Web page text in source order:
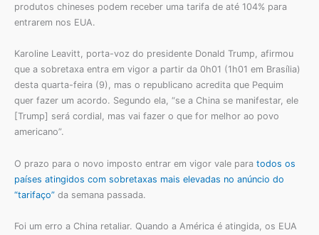
produtos chineses podem receber uma tarifa de até 104% para
entrarem nos EUA.
Karoline Leavitt, porta-voz do presidente Donald Trump, afirmou
que a sobretaxa entra em vigor a partir da 0h01 (1h01 em Brasília)
desta quarta-feira (9), mas o republicano acredita que Pequim
quer fazer um acordo. Segundo ela, “se a China se manifestar, ele
[Trump] será cordial, mas vai fazer o que for melhor ao povo
americano”.
O prazo para o novo imposto entrar em vigor vale para todos os
países atingidos com sobretaxas mais elevadas no anúncio do
“tarifaço” da semana passada.
Foi um erro a China retaliar. Quando a América é atingida, os EUA